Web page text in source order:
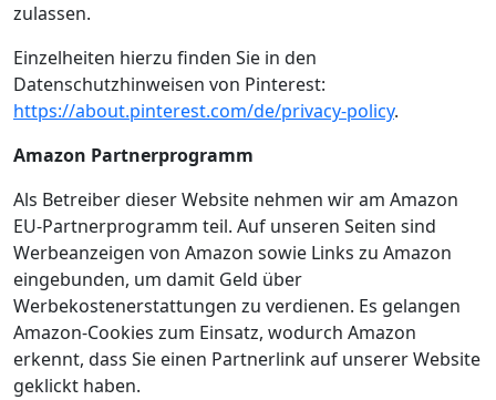
zulassen.
Einzelheiten hierzu finden Sie in den
Datenschutzhinweisen von Pinterest:
https://about.pinterest.com/de/privacy-policy.
Amazon Partnerprogramm
Als Betreiber dieser Website nehmen wir am Amazon
EU-Partnerprogramm teil. Auf unseren Seiten sind
Werbeanzeigen von Amazon sowie Links zu Amazon
eingebunden, um damit Geld über
Werbekostenerstattungen zu verdienen. Es gelangen
Amazon-Cookies zum Einsatz, wodurch Amazon
erkennt, dass Sie einen Partnerlink auf unserer Website
geklickt haben.